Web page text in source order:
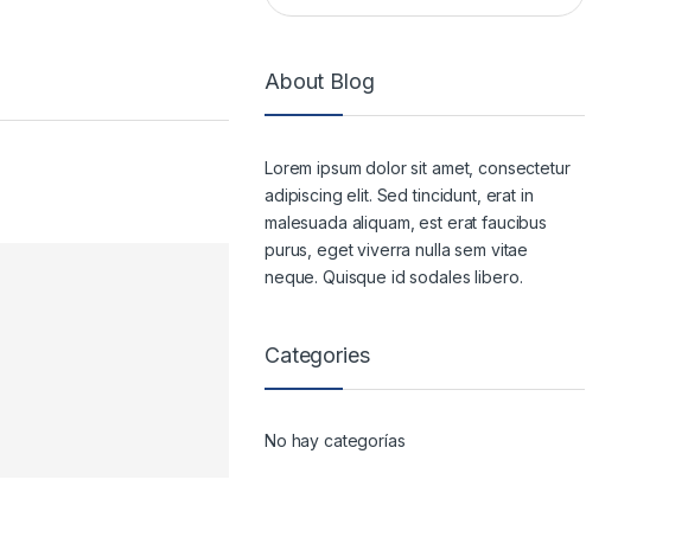
About Blog
Lorem ipsum dolor sit amet, consectetur
adipiscing elit. Sed tincidunt, erat in
malesuada aliquam, est erat faucibus
purus, eget viverra nulla sem vitae
neque. Quisque id sodales libero.
Categories
No hay categorías